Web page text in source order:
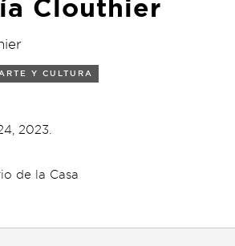
Clouthier
Y CULTURA
2023.
de la Casa